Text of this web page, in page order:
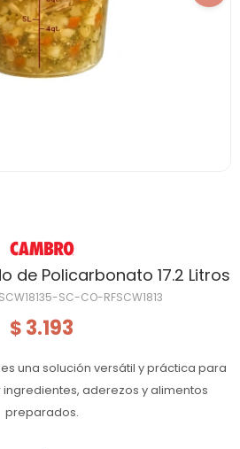
de Policarbonato 17.2 Litros
SC-CO-RFSCW1813
$ 3.193
una solución versátil y práctica para
aderezos y alimentos
preparados.